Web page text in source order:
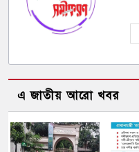
এ জাতীয় আরো খবর